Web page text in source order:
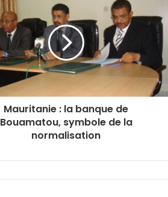
Mauritanie : la banque de
Bouamatou, symbole de la
normalisation